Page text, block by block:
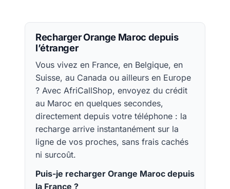
Recharger Orange Maroc depuis
l’étranger
Vous vivez en France, en Belgique, en
Suisse, au Canada ou ailleurs en Europe
? Avec AfriCallShop, envoyez du crédit
au Maroc en quelques secondes,
directement depuis votre téléphone : la
recharge arrive instantanément sur la
ligne de vos proches, sans frais cachés
ni surcoût.
Puis-je recharger Orange Maroc depuis
la France ?